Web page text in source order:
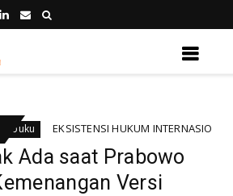
EKSISTENSI HUKUM INTERNASIONAL BAGI
Ada saat Prabowo
Versi